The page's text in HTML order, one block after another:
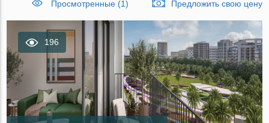
Просмотренные (1)
Предложить свою цену
196